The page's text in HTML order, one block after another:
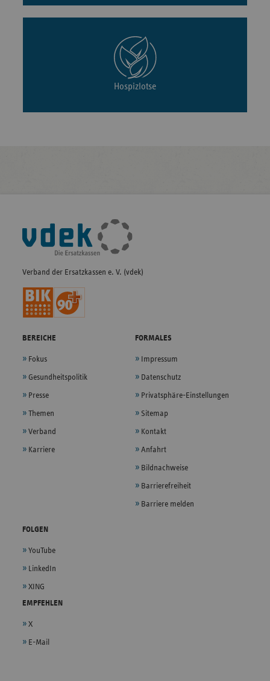
Hospizlotse
Fußleisten-
Navigation
Verband der Ersatzkassen e. V. (vdek)
BEREICHE
Fokus
Gesundheitspolitik
Presse
Themen
Verband
Karriere
FORMALES
Impressum
Datenschutz
Privatsphäre-Einstellungen
Sitemap
Kontakt
Anfahrt
Bildnachweise
Barrierefreiheit
Barriere melden
FOLGEN
YouTube
LinkedIn
XING
EMPFEHLEN
X
E-Mail